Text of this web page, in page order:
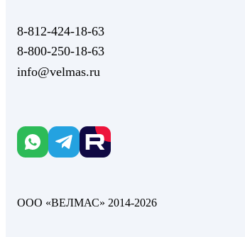
8‑812‑424‑18‑63
8‑800‑250‑18‑63
info@velmas.ru
ООО «ВЕЛМАС» 2014-2026